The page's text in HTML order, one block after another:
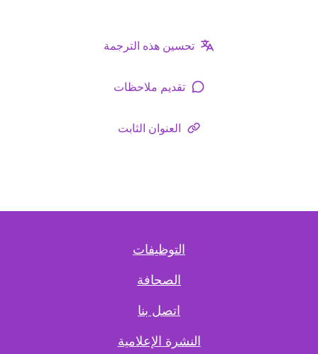
تحسين هذه الترجمة
تقديم ملاحظات
العنوان الثابت
التوظيفات
الصحافة
اتصل بنا
النشرة الإعلامية